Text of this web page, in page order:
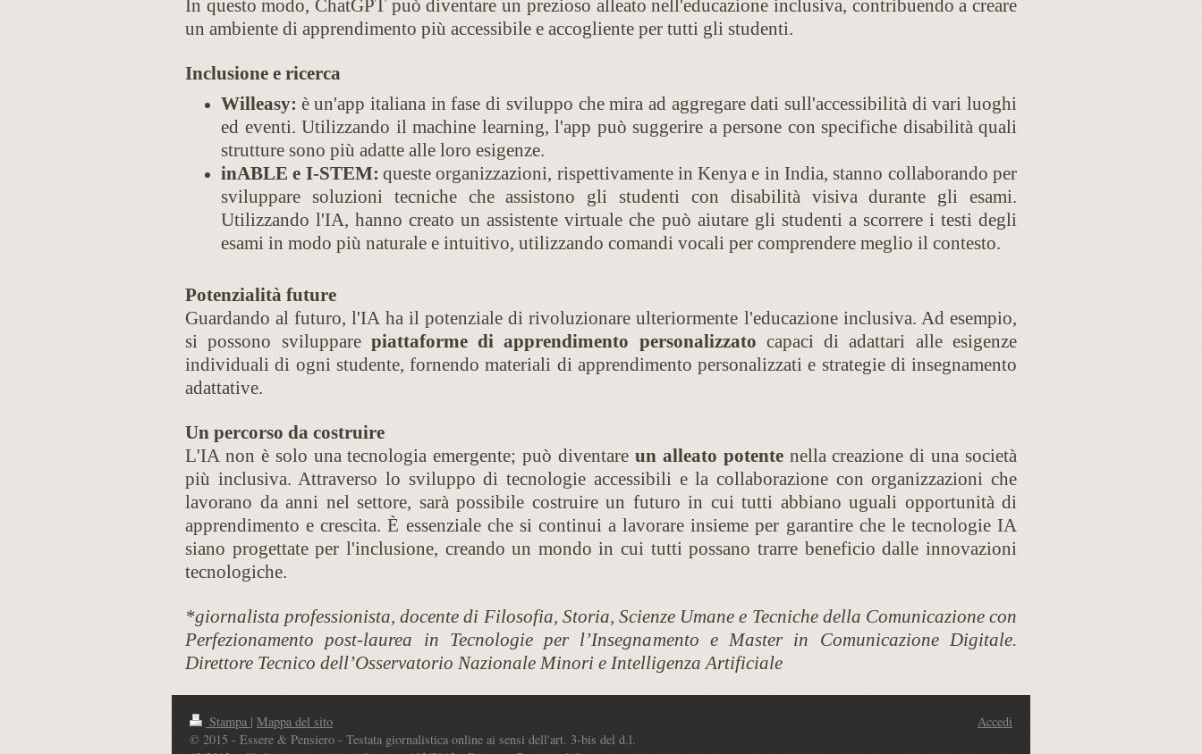
In questo modo, ChatGPT può diventare un prezioso alleato nell'educazione inclusiva, contribuendo a creare
un ambiente di apprendimento più accessibile e accogliente per tutti gli studenti.
Inclusione e ricerca
Willeasy: è un'app italiana in fase di sviluppo che mira ad aggregare dati sull'accessibilità di vari luoghi
ed eventi. Utilizzando il machine learning, l'app può suggerire a persone con specifiche disabilità quali
strutture sono più adatte alle loro esigenze.
inABLE e I-STEM: queste organizzazioni, rispettivamente in Kenya e in India, stanno collaborando per
sviluppare soluzioni tecniche che assistono gli studenti con disabilità visiva durante gli esami.
Utilizzando l'IA, hanno creato un assistente virtuale che può aiutare gli studenti a scorrere i testi degli
esami in modo più naturale e intuitivo, utilizzando comandi vocali per comprendere meglio il contesto.
Potenzialità future
Guardando al futuro, l'IA ha il potenziale di rivoluzionare ulteriormente l'educazione inclusiva. Ad esempio,
si possono sviluppare piattaforme di apprendimento personalizzato capaci di adattari alle esigenze
individuali di ogni studente, fornendo materiali di apprendimento personalizzati e strategie di insegnamento
adattative.
Un percorso da costruire
L'IA non è solo una tecnologia emergente; può diventare un alleato potentenella creazione di una società
più inclusiva. Attraverso lo sviluppo di tecnologie accessibili e la collaborazione con organizzazioni che
lavorano da anni nel settore, sarà possibile costruire un futuro in cui tutti abbiano uguali opportunità di
apprendimento e crescita. È essenziale che si continui a lavorare insieme per garantire che le tecnologie IA
siano progettate per l'inclusione, creando un mondo in cui tutti possano trarre beneficio dalle innovazioni
tecnologiche.
*giornalista professionista, docente di Filosofia, Storia, Scienze Umane e Tecniche della Comunicazione con
Perfezionamento post-laurea in Tecnologie per l’Insegnamento e Master in Comunicazione Digitale.
Direttore Tecnico dell’Osservatorio Nazionale Minori e Intelligenza Artificiale
Stampa | Mappa del sito
© 2015 - Essere & Pensiero - Testata giornalistica online ai sensi dell'art. 3-bis del d.l.
Accedi